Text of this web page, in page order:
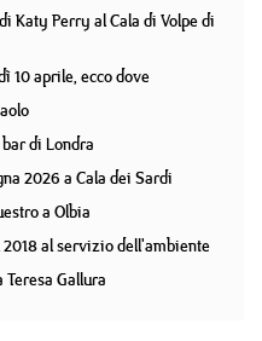
Katy Perry al Cala di Volpe di
10 aprile, ecco dove
di Londra
2026 a Cala dei Sardi
a Olbia
al servizio dell'ambiente
Gallura